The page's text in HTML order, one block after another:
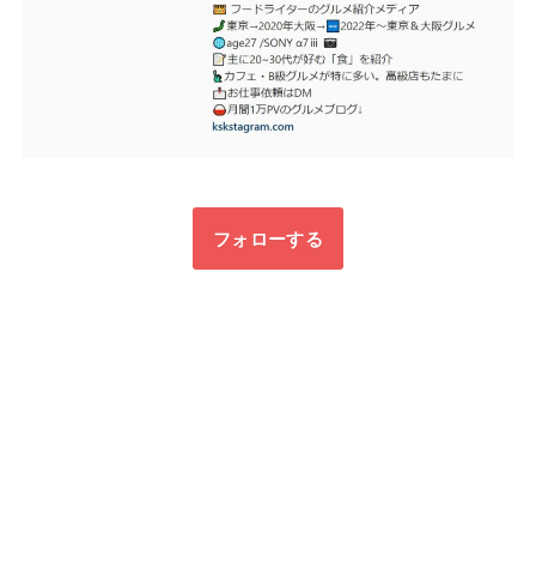
フォローする